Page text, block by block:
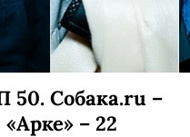
50. Собака.ru –
– 22